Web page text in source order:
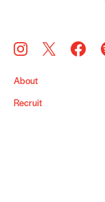
About
Recruit